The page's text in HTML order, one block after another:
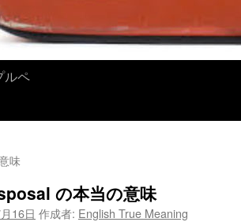
ルペ
味
の本当の意味
16日 作成者: English True Meaning